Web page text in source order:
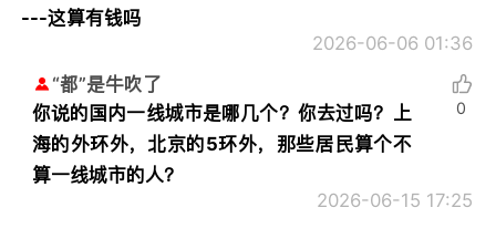
---这算有钱吗
2026-06-06 01:36
“都”是牛吹了
你说的国内一线城市是哪几个？你去过吗？上
海的外环外，北京的5环外，那些居民算个不
算一线城市的人？
2026-06-15 17:25
0